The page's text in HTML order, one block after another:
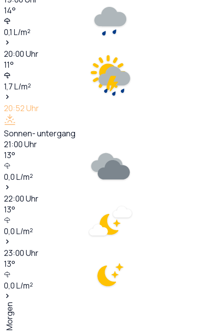
14°
0,1 L/m²
20:00Uhr
11°
1,7L/m²
20:52Uhr
Sonnen- untergang
21:00Uhr
13°
0,0L/m²
22:00Uhr
13°
0,0L/m²
23:00Uhr
13°
0,0L/m²
Morgen